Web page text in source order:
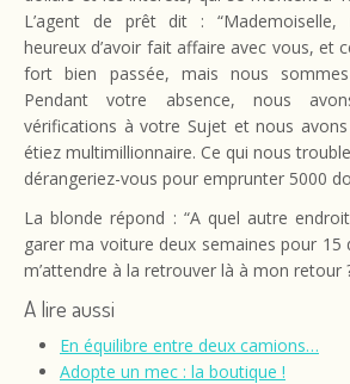
L’agent de prêt dit :
heureux d’avoir fait affaire avec vous, et
fort bien passée, mais nous
Pendant votre absence, nous
vérifications à votre Sujet et nous
étiez multimillionnaire. Ce qui nous
dérangeriez-vous pour emprunter 5000
La blonde répond : “A quel autre
garer ma voiture deux semaines pour
m’attendre à la retrouver là à mon retour
A lire aussi
En équilibre entre deux camions…
Adopte un mec : la boutique !